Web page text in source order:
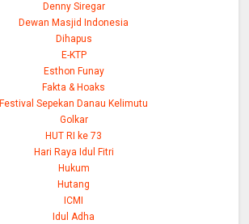
Denny Siregar
Dewan Masjid Indonesia
Dihapus
E-KTP
Esthon Funay
Fakta & Hoaks
Festival Sepekan Danau Kelimutu
Golkar
HUT RI ke 73
Hari Raya Idul Fitri
Hukum
Hutang
ICMI
Idul Adha